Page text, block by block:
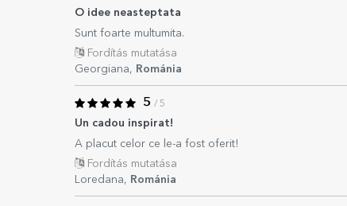
O idee neasteptata
Sunt foarte multumita.
Fordítás mutatása
Georgiana, Románia
5 / 5
Un cadou inspirat!
A placut celor ce le-a fost oferit!
Fordítás mutatása
Loredana, Románia